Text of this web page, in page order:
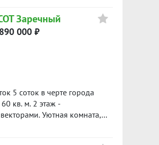
Заречный
000 ₽
5 соток в черте города
Уютная комната,
220v, ямка для хранения